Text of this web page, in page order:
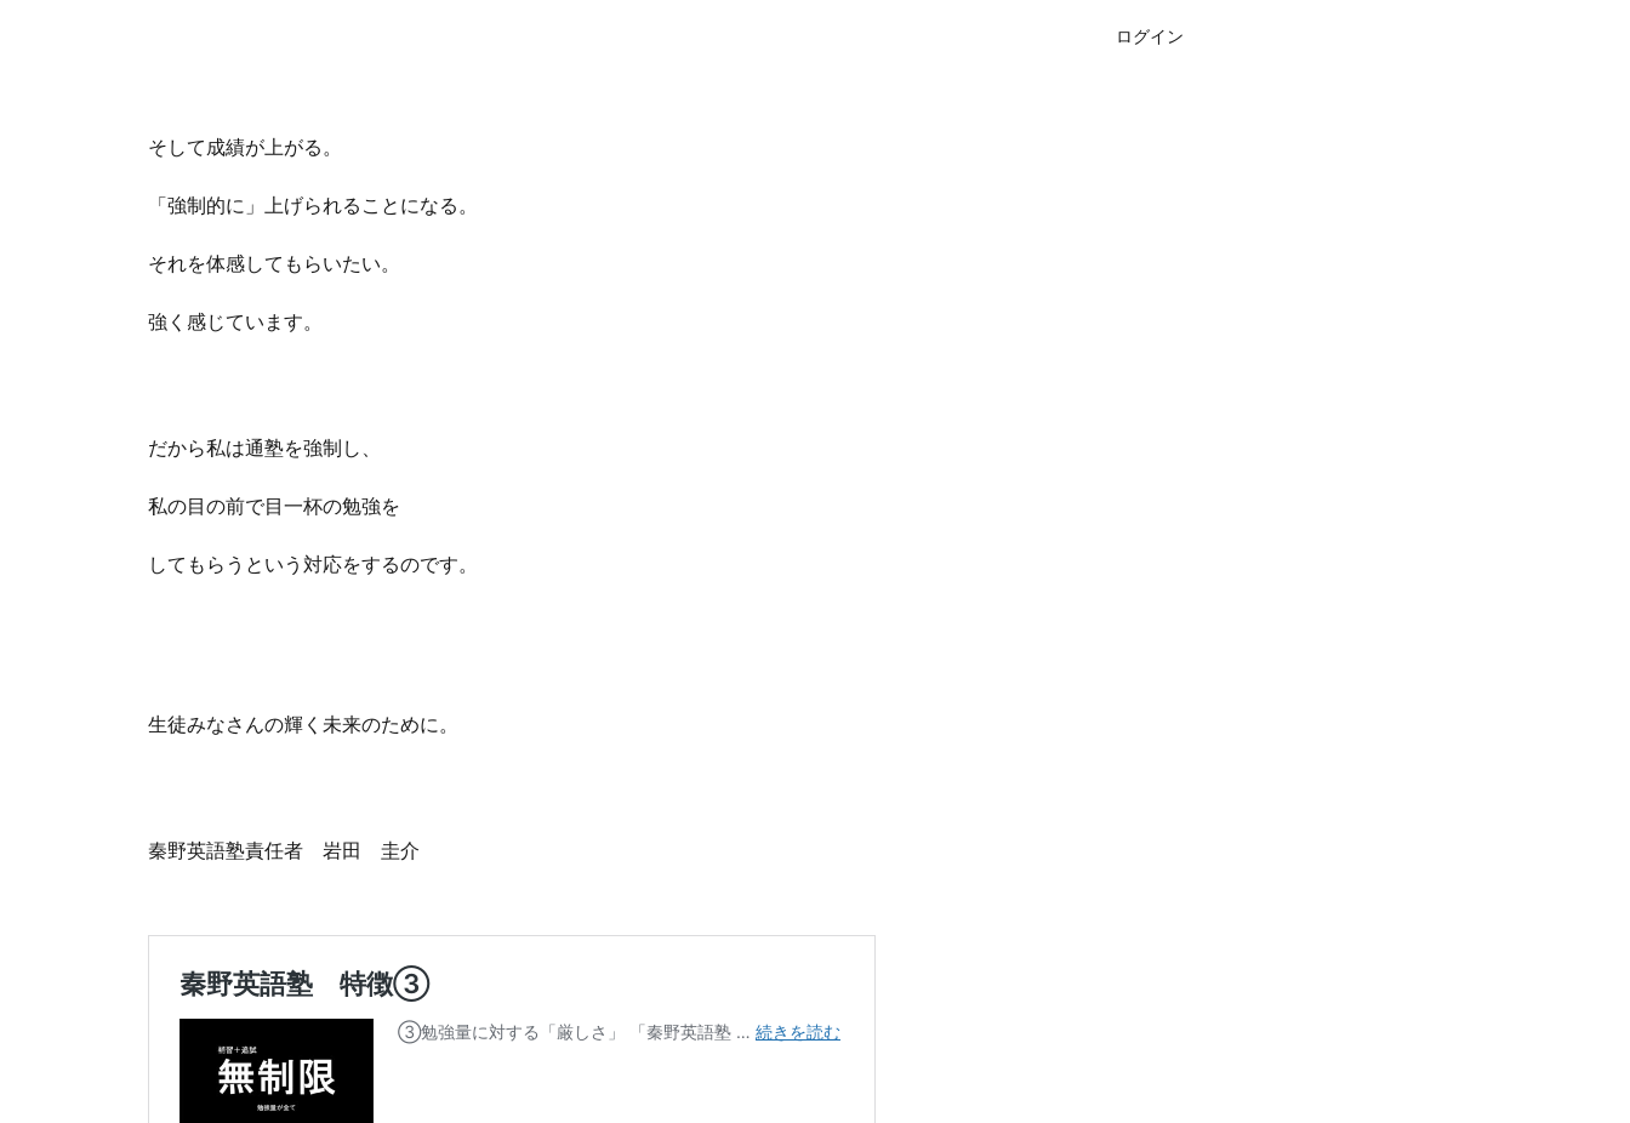
そして成績が上がる。
「強制的に」上げられることになる。
それを体感してもらいたい。
強く感じています。
だから私は通塾を強制し、
私の目の前で目一杯の勉強を
してもらうという対応をするのです。
生徒みなさんの輝く未来のために。
秦野英語塾責任者 岩田 圭介
ログイン